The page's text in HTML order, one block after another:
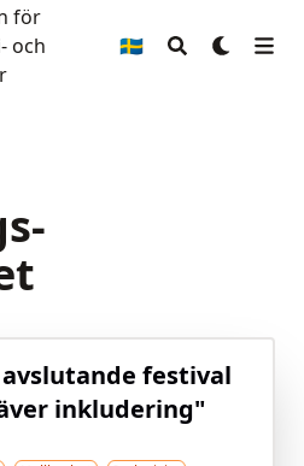
Fri- och Rättigheter
för
och
🇸🇪
festival
inkludering"